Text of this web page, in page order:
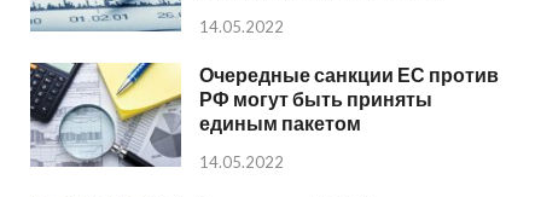
14.05.2022
Очередные санкции ЕС против
РФ могут быть приняты
единым пакетом
14.05.2022